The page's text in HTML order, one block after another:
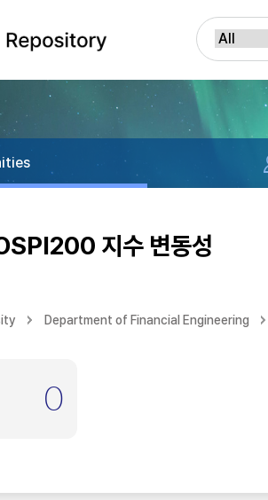
지수 변동성
Department of Financial Engineering
0